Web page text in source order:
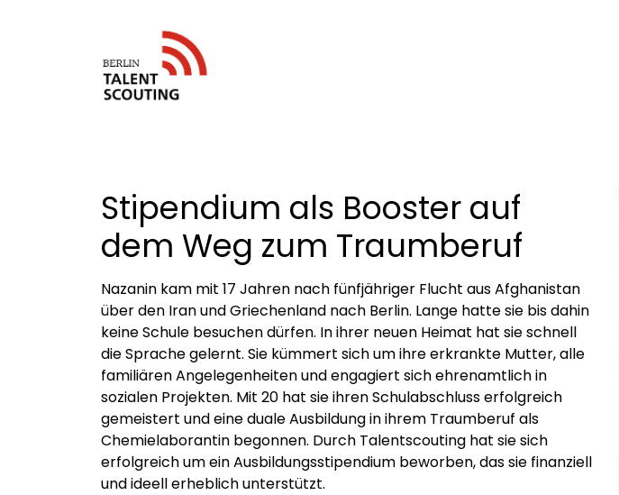
Stipendium als Booster auf
dem Weg zum Traumberuf
Nazanin kam mit 17 Jahren nach fünfjähriger Flucht aus Afghanistan
über den Iran und Griechenland nach Berlin. Lange hatte sie bis dahin
keine Schule besuchen dürfen. In ihrer neuen Heimat hat sie schnell
die Sprache gelernt. Sie kümmert sich um ihre erkrankte Mutter, alle
familiären Angelegenheiten und engagiert sich ehrenamtlich in
sozialen Projekten. Mit 20 hat sie ihren Schulabschluss erfolgreich
gemeistert und eine duale Ausbildung in ihrem Traumberuf als
Chemielaborantin begonnen. Durch Talentscouting hat sie sich
erfolgreich um ein Ausbildungsstipendium beworben, das sie finanziell
und ideell erheblich unterstützt.